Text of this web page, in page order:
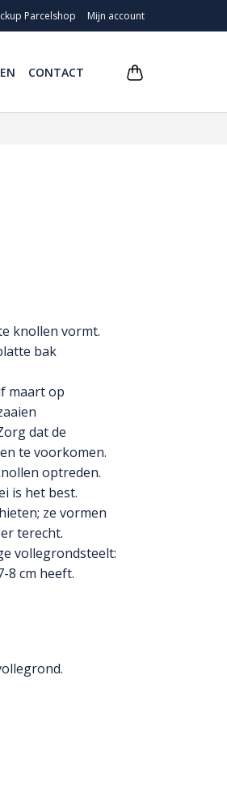
Parcelshop Mijn account
CONTACT
knollen vormt.
bak
maart op
dat de
te voorkomen.
optreden.
is het best.
ze vormen
terecht.
vollegrondsteelt:
8 cm heeft.